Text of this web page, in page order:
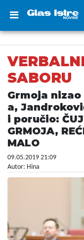
SABORU
Grmoja nizao
a,
i poručio:
GRMOJA,
MALO
09.05.2019 21:09
Autor: Hina